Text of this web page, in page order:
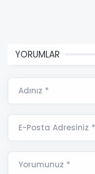
YORUMLAR
Adınız *
E-Posta Adresiniz *
Yorumunuz *